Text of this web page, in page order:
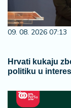
09. 08. 2026 07:13
Hrvati kukaju
politiku u